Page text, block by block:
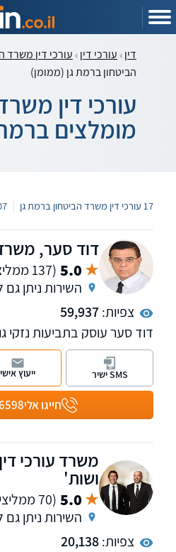
דין עורכי דין עורכי דין משרד
הביטחון ברמת גן (ממומן)
עורכי דין
מומלצים
17 עורכי דין משרד הביטחון ברמת גן 507
דוד סער, משרד
5.0 (137 ממליצים)
השירות ניתן
צפיות:59,937
דוד סער עוסק בתביעות נזקי
אובדן כושר עבודה, רשלנות
הביטחון וביטוח לאומי. בכיר
ביטוח, בעל השכלה בכלכלה
חייגו אלי
SMS ישיר ייעוץ אישי
משרד עורכי
ושות'
5.0 (70 ממליצים)
השירות ניתן
צפיות:20,138